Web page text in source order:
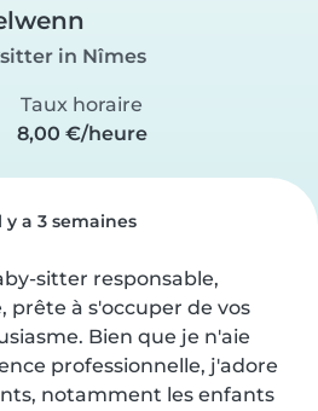
in Nîmes
Taux horaire
8,00 €/heure
y a 3 semaines
sitter responsable,
prête à s'occuper de vos
Bien que je n'aie
professionnelle, j'adore
notamment les enfants